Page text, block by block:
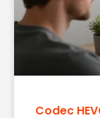
Codec